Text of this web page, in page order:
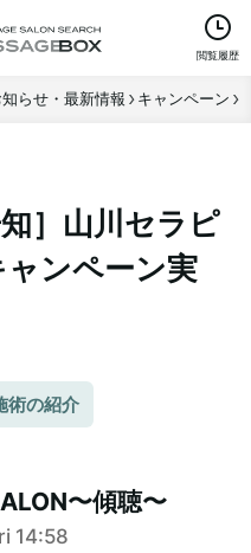
閲覧履歴
らせ・最新情報 キャンペーン
］山川セラピ
ンペーン実
術の紹介
〜傾聴〜
14:58